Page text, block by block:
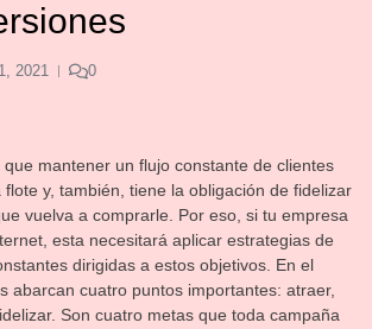
2021 0
mantener un flujo constante de clientes
y, también, tiene la obligación de fidelizar
vuelva a comprarle. Por eso, si tu empresa
esta necesitará aplicar estrategias de
dirigidas a estos objetivos. En el
abarcan cuatro puntos importantes: atraer,
Son cuatro metas que toda campaña